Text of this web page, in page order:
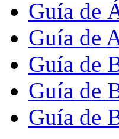
Guía de
Guía de
Guía de
Guía de
Guía de